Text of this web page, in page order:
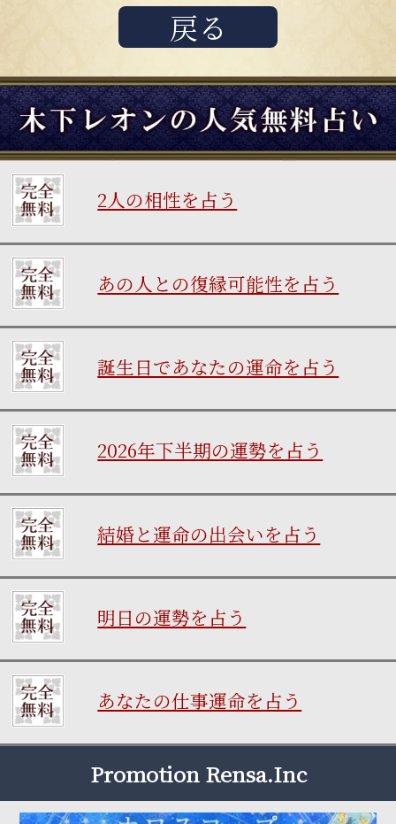
戻る
2人の相性を占う
あの人との復縁可能性を占う
誕生日であなたの運命を占う
2026年下半期の運勢を占う
結婚と運命の出会いを占う
明日の運勢を占う
あなたの仕事運命を占う
Promotion Rensa.Inc